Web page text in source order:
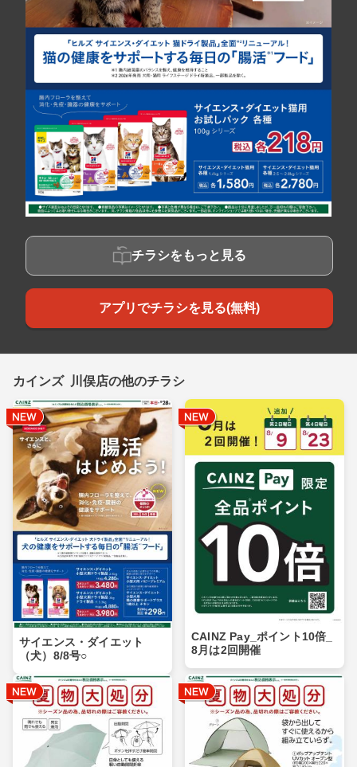
チラシをもっと見る
アプリでチラシを見る(無料)
カインズ 川俣店の他のチラシ
サイエンス・ダイエット
（犬）8/8号○
CAINZ Pay_ポイント10倍_
8月は2回開催